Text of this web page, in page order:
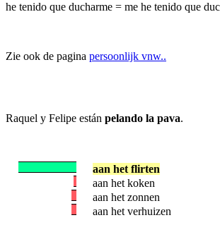
he tenido que ducharme = me he tenido que
Zie ook de pagina persoonlijk vnw..
Raquel y Felipe están pelando la pava.
aan het flirten
aan het koken
aan het zonnen
aan het verhuizen